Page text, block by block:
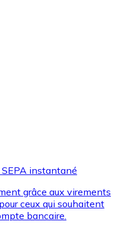
instantané
grâce aux virements
ceux qui souhaitent
bancaire.